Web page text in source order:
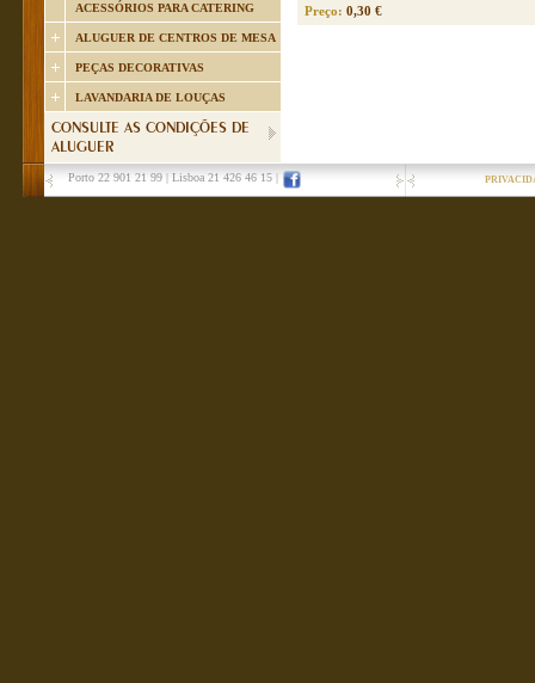
ACESSÓRIOS PARA CATERING
ALUGUER DE CENTROS DE MESA
PEÇAS DECORATIVAS
LAVANDARIA DE LOUÇAS
CONSULTE AS CONDIÇÕES DE
ALUGUER
Preço: 0,30 €
Porto 22 901 21 99 Lisboa 21 426 46 15